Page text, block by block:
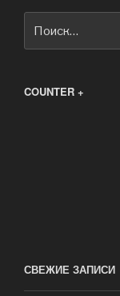
COUNTER +
СВЕЖИЕ ЗАПИСИ